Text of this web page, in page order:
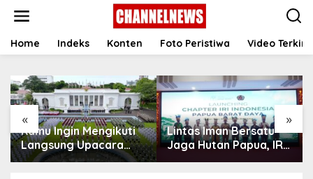
t
Home Indeks Konten Foto Peristiwa Video Terkini
« »
Kamu Ingin Mengikuti
Langsung Upacara
HUT Ke-81
Lintas Iman Bersatu
Jaga Hutan Papua, IRI
Indonesia Resmikan